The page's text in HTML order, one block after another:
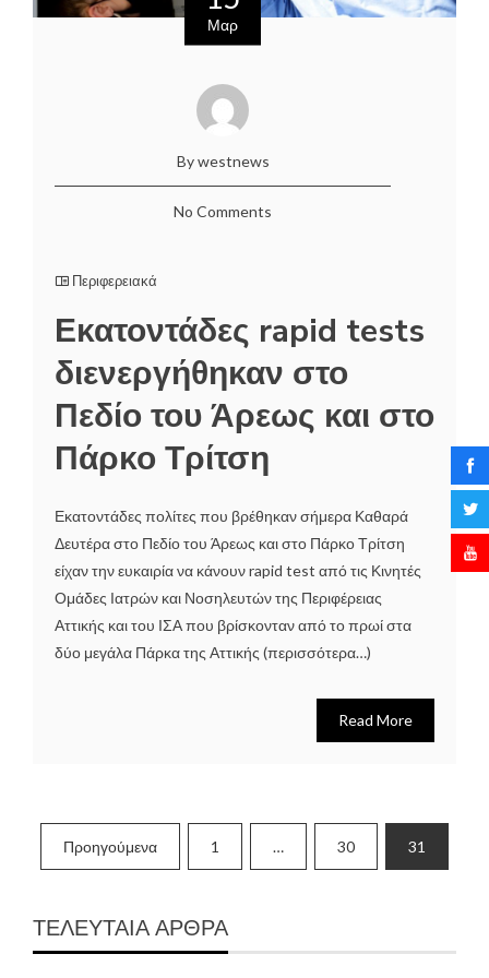
Μαρ
By westnews
No Comments
Περιφερειακά
Εκατοντάδες rapid tests
διενεργήθηκαν στο
Πεδίο του Άρεως και στο
Πάρκο Τρίτση
Εκατοντάδες πολίτες που βρέθηκαν σήμερα Καθαρά
Δευτέρα στο Πεδίο του Άρεως και στο Πάρκο Τρίτση
είχαν την ευκαιρία να κάνουν rapid test από τις Κινητές
Ομάδες Ιατρών και Νοσηλευτών της Περιφέρειας
Αττικής και του ΙΣΑ που βρίσκονταν από το πρωί στα
δύο μεγάλα Πάρκα της Αττικής (περισσότερα…)
Read More
Σελιδοποίηση
άρθρων
Προηγούμενα 1 … 30 31
ΤΕΛΕΥΤΑΙΑ ΑΡΘΡΑ